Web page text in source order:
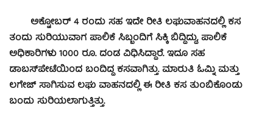
ಅಕ್ಟೋಬರ್ 4 ರಂದು ಸಹ ಇದೇ ರೀತಿ ಲಘುವಾಹನದಲ್ಲಿ ಕಸ
ತಂದು ಸುರಿಯುವಾಗ ಪಾಲಿಕೆ ಸಿಬ್ಬಂದಿಗೆ ಸಿಕ್ಕಿ ಬಿದ್ದಿದ್ದು, ಪಾಲಿಕೆ
ಅಧಿಕಾರಿಗಳು 1000 ರೂ. ದಂಡ ವಿಧಿಸಿದ್ದಾರೆ. ಇದೂ ಸಹ
ಡಾಬಸ್‌ಪೇಟೆಯಿಂದ ಬಂದಿದ್ದ ಕಸವಾಗಿತ್ತು. ಮಾರುತಿ ಓಮ್ನಿ ಮತ್ತು
ಲಗೇಜ್ ಸಾಗಿಸುವ ಲಘು ವಾಹನದಲ್ಲಿ ಈ ರೀತಿ ಕಸ ತುಂಬಿಕೊಂಡು
ಬಂದು ಸುರಿಯಲಾಗುತ್ತಿತ್ತು.